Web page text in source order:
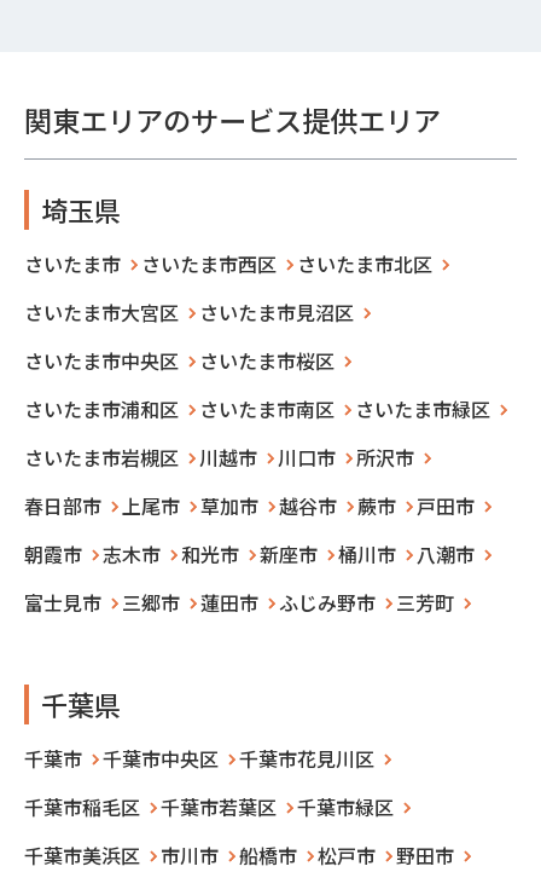
関東エリアのサービス提供エリア
埼玉県
さいたま市 さいたま市西区
さいたま市北区
さいたま市大宮区
さいたま市見沼区
さいたま市中央区
さいたま市桜区
さいたま市浦和区
さいたま市南区
さいたま市緑区
さいたま市岩槻区
川越市 川口市
所沢市
春日部市
上尾市 草加市 越谷市 蕨市
戸田市
朝霞市
志木市 和光市 新座市 桶川市
八潮市
富士見市
三郷市 蓮田市 ふじみ野市 三芳町
千葉県
千葉市 千葉市中央区
千葉市花見川区
千葉市稲毛区
千葉市若葉区
千葉市緑区
千葉市美浜区
市川市 船橋市 松戸市
野田市